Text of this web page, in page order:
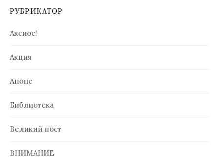
РУБРИКАТОР
Аксиос!
Акция
Анонс
Библиотека
Великий пост
ВНИМАНИЕ